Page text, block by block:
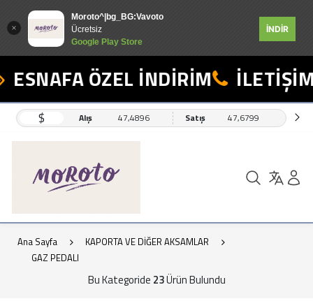
Moroto^|bg_BG:Vavoto
Ücretsiz
Google Play Store
İNDİR
ÖZEL İNDİRİM İLETİŞİM:
$ Alış 47,4896 Satış 47,6799
Ana Sayfa
KAPORTA VE DİĞER AKSAMLAR
GAZ PEDALI
Bu Kategoride 23Ürün Bulundu